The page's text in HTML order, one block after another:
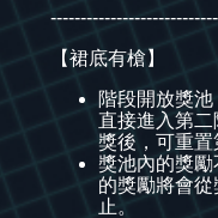
【裙底有槍】
階段開放獎
直接進入第
獎後，可重置
獎池內的獎勵
的獎勵將會
止。